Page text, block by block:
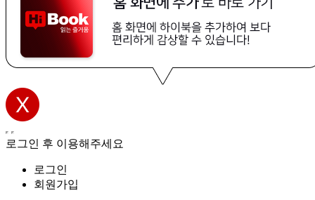
로그인 후 이용해주세요
로그인
회원가입